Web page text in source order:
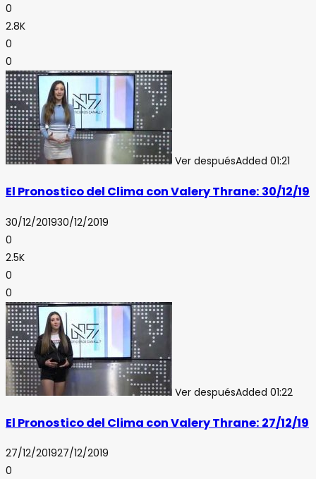
0
2.8K
0
0
Ver despuésAdded 01:21
El Pronostico del Clima con Valery Thrane: 30/12/19
30/12/201930/12/2019
0
2.5K
0
0
Ver despuésAdded 01:22
El Pronostico del Clima con Valery Thrane: 27/12/19
27/12/201927/12/2019
0